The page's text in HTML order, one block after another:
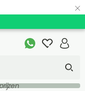
×